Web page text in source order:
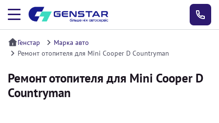
Генстар
Марка авто
Ремонт отопителя для Mini Cooper D Countryman
Ремонт отопителя для Mini Cooper D
Countryman